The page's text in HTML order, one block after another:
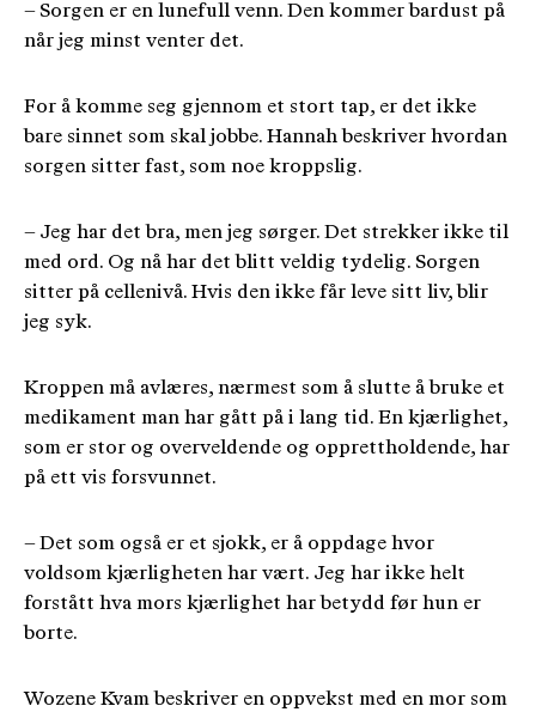
– Sorgen er en lunefull venn. Den kommer bardust på
når jeg minst venter det.
For å komme seg gjennom et stort tap, er det ikke
bare sinnet som skal jobbe. Hannah beskriver hvordan
sorgen sitter fast, som noe kroppslig.
– Jeg har det bra, men jeg sørger. Det strekker ikke til
med ord. Og nå har det blitt veldig tydelig. Sorgen
sitter på cellenivå. Hvis den ikke får leve sitt liv, blir
jeg syk.
Kroppen må avlæres, nærmest som å slutte å bruke et
medikament man har gått på i lang tid. En kjærlighet,
som er stor og overveldende og opprettholdende, har
på ett vis forsvunnet.
– Det som også er et sjokk, er å oppdage hvor
voldsom kjærligheten har vært. Jeg har ikke helt
forstått hva mors kjærlighet har betydd før hun er
borte.
Wozene Kvam beskriver en oppvekst med en mor som